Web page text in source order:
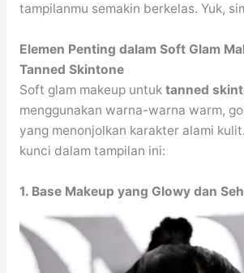
tampilanmu semakin berkelas. Yuk,
Elemen Penting dalam Soft Glam
Tanned Skintone
Soft glam makeup untuk tanned
menggunakan warna-warna warm,
yang menonjolkan karakter alami
kunci dalam tampilan ini:
1. Base Makeup yang Glowy dan